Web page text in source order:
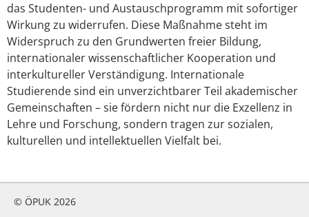
das Studenten- und Austauschprogramm mit sofortiger
Wirkung zu widerrufen. Diese Maßnahme steht im
Widerspruch zu den Grundwerten freier Bildung,
internationaler wissenschaftlicher Kooperation und
interkultureller Verständigung. Internationale
Studierende sind ein unverzichtbarer Teil akademischer
Gemeinschaften – sie fördern nicht nur die Exzellenz in
Lehre und Forschung, sondern tragen zur sozialen,
kulturellen und intellektuellen Vielfalt bei.
© ÖPUK 2026